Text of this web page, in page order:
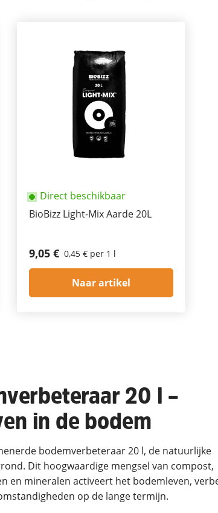
Direct beschikbaar
BioBizz Light-Mix Aarde 20L
9,05 € 0,45 € per 1 l
Naar artikel
20 l –
in de bodem
bodemverbeteraar 20 l, de natuurlijke
Dit hoogwaardige mengsel van compost,
en mineralen activeert het bodemleven,
op de lange termijn.